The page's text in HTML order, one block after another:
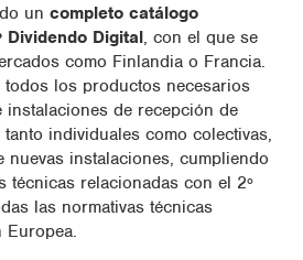
un completo catálogo
Dividendo Digital, con el que se
como Finlandia o Francia.
todos los productos necesarios
instalaciones de recepción de
individuales como colectivas,
nuevas instalaciones, cumpliendo
técnicas relacionadas con el 2º
las normativas técnicas